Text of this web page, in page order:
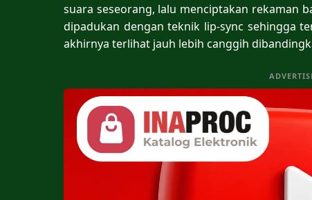
suara seseorang, lalu menciptakan rekaman
dipadukan dengan teknik lip-sync sehingga
akhirnya terlihat jauh lebih canggih